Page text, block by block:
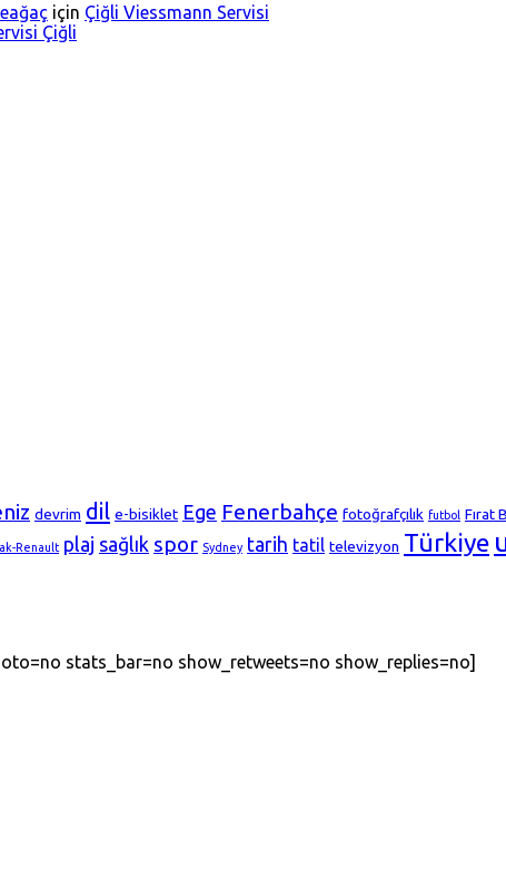
için Çiğli Viessmann Servisi
Çiğli
devrim dil e-bisiklet Ege Fenerbahçe fotoğrafçılık futbol Fırat
Renault plaj sağlık spor Sydney tarih tatil televizyon Türkiye
stats_bar=no show_retweets=no show_replies=no]